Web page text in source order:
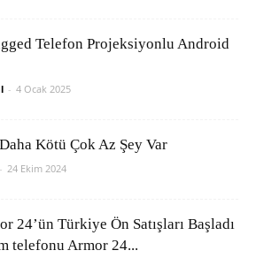
Telefon Projeksiyonlu Android
- 4 Ocak 2025
Kötü Çok Az Şey Var
- 24 Ekim 2024
24’ün Türkiye Ön Satışları Başladı
telefonu Armor 24...